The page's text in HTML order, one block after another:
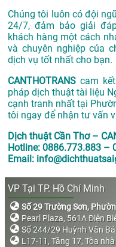
Chúng tôi luôn có đội
24/7, đảm bảo giải
khách hàng một cách
và chuyên nghiệp của
dịch vụ tốt nhất cho bạn.
CANTHOTRANS cam
pháp dịch thuật tài liệu
cạnh tranh nhất tại
tôi ngay để nhận tư vấn
Dịch thuật Cần Thơ –
Hotline: 0886.773.883 –
Email:
VP Tại TP. Hồ Chí Minh
Số 29 Trường Sơn,
Pearl Plaza, 561A Điện
Số 244/29 Huỳnh Văn
L17-11, Tầng 17, Tòa